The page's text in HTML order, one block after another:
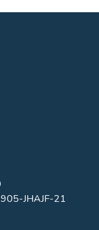
JHAJF-21